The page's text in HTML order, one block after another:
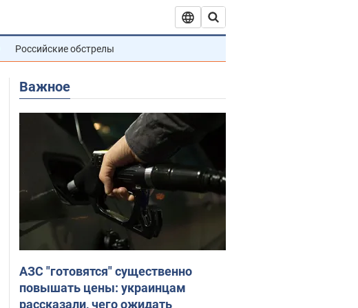
Российские обстрелы
Важное
АЗС "готовятся" существенно
повышать цены: украинцам
рассказали, чего ожидать